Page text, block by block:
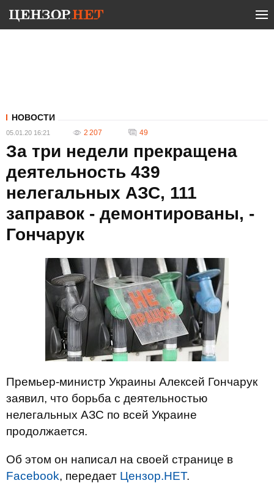
НОВОСТИ
05.01.20 16:21 2 207 49
За три недели прекращена
деятельность 439
нелегальных АЗС, 111
заправок - демонтированы, -
Гончарук
Премьер-министр Украины Алексей Гончарук
заявил, что борьба с деятельностью
нелегальных АЗС по всей Украине
продолжается.
Об этом он написал на своей странице в
Facebook, передает Цензор.НЕТ.